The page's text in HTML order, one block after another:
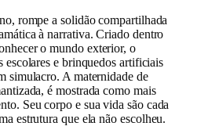
rompe a solidão compartilhada
à narrativa. Criado dentro
o mundo exterior, o
escolares e brinquedos artificiais
simulacro. A maternidade de
é mostrada como mais
Seu corpo e sua vida são cada
estrutura que ela não escolheu.